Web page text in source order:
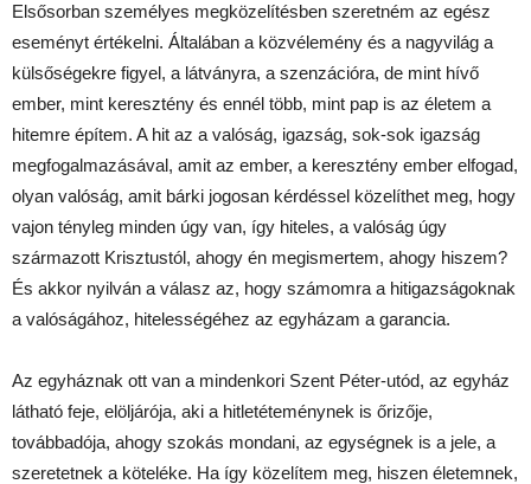
Elsősorban személyes megközelítésben szeretném az egész
eseményt értékelni. Általában a közvélemény és a nagyvilág a
külsőségekre figyel, a látványra, a szenzációra, de mint hívő
ember, mint keresztény és ennél több, mint pap is az életem a
hitemre építem. A hit az a valóság, igazság, sok-sok igazság
megfogalmazásával, amit az ember, a keresztény ember elfogad,
olyan valóság, amit bárki jogosan kérdéssel közelíthet meg, hogy
vajon tényleg minden úgy van, így hiteles, a valóság úgy
származott Krisztustól, ahogy én megismertem, ahogy hiszem?
És akkor nyilván a válasz az, hogy számomra a hitigazságoknak
a valóságához, hitelességéhez az egyházam a garancia.
Az egyháznak ott van a mindenkori Szent Péter-utód, az egyház
látható feje, elöljárója, aki a hitletéteménynek is őrizője,
továbbadója, ahogy szokás mondani, az egységnek is a jele, a
szeretetnek a köteléke. Ha így közelítem meg, hiszen életemnek,